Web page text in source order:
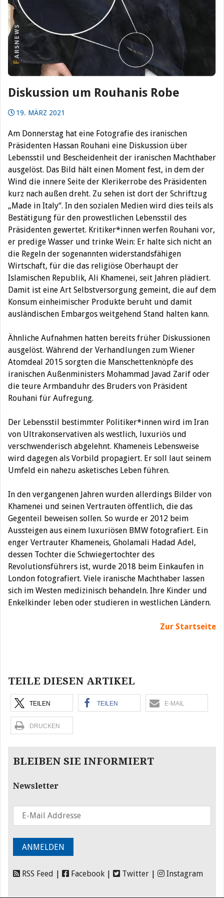
Diskussion um Rouhanis Robe
19. MÄRZ 2021
Am Donnerstag hat eine Fotografie des iranischen
Präsidenten Hassan Rouhani eine Diskussion über
Lebensstil und Bescheidenheit der iranischen Machthaber
ausgelöst. Das Bild hält einen Moment fest, in dem der
Wind die innere Seite der Klerikerrobe des Präsidenten
kurz nach außen dreht. Zu sehen ist dort der Schriftzug
„Made in Italy“. In den sozialen Medien wird dies teils als
Bestätigung für den prowestlichen Lebensstil des
Präsidenten gewertet. Kritiker*innen werfen Rouhani vor,
er predige Wasser und trinke Wein: Er halte sich nicht an
die Regeln der sogenannten widerstandsfähigen
Wirtschaft, für die das religiöse Oberhaupt der
Islamischen Republik, Ali Khamenei, seit Jahren plädiert.
Damit ist eine Art Selbstversorgung gemeint, die auf dem
Konsum einheimischer Produkte beruht und damit
ausländischen Embargos weitgehend Stand halten kann.
Ähnliche Aufnahmen hatten bereits früher Diskussionen
ausgelöst. Während der Verhandlungen zum Wiener
Atomdeal 2015 sorgten die Manschettenknöpfe des
iranischen Außenministers Mohammad Javad Zarif oder
die teure Armbanduhr des Bruders von Präsident
Rouhani für Aufregung.
Der Lebensstil bestimmter Politiker*innen wird im Iran
von Ultrakonservativen als westlich, luxuriös und
verschwenderisch abgelehnt. Khameneis Lebensweise
wird dagegen als Vorbild propagiert. Er soll laut seinem
Umfeld ein nahezu asketisches Leben führen.
In den vergangenen Jahren wurden allerdings Bilder von
Khamenei und seinen Vertrauten öffentlich, die das
Gegenteil beweisen sollen. So wurde er 2012 beim
Aussteigen aus einem luxuriösen BMW fotografiert. Ein
enger Vertrauter Khameneis, Gholamali Hadad Adel,
dessen Tochter die Schwiegertochter des
Revolutionsführers ist, wurde 2018 beim Einkaufen in
London fotografiert. Viele iranische Machthaber lassen
sich im Westen medizinisch behandeln. Ihre Kinder und
Enkelkinder leben oder studieren in westlichen Ländern.
Zur Startseite
TEILE DIESEN ARTIKEL
TEILEN TEILEN E-MAIL
DRUCKEN
BLEIBEN SIE INFORMIERT
Newsletter
RSS Feed | Facebook | Twitter | Instagram